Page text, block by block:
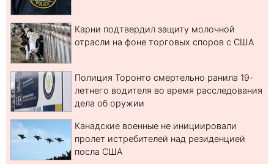
Карни подтвердил защиту молочной
отрасли на фоне торговых споров с США
Полиция Торонто смертельно ранила 19-
летнего водителя во время расследования
дела об оружии
Канадские военные не инициировали
пролет истребителей над резиденцией
посла США